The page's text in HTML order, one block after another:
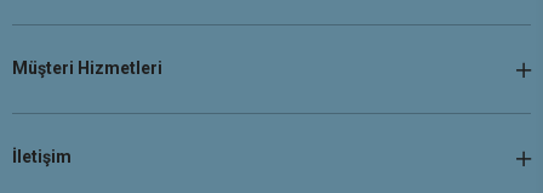
Müşteri Hizmetleri
İletişim